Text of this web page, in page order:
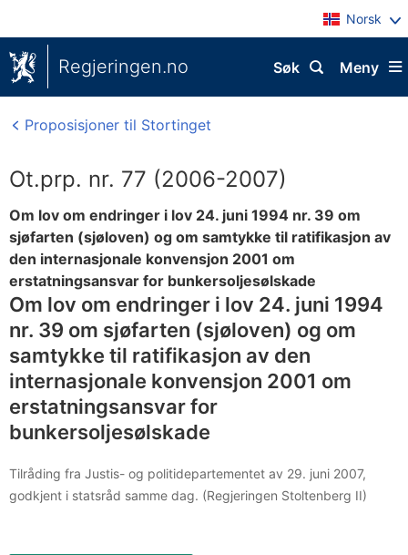
Norsk
Regjeringen.no Meny
Søk
Proposisjoner til Stortinget
Ot.prp. nr. 77 (2006-2007)
Om lov om endringer i lov 24. juni 1994 nr. 39 om
sjøfarten (sjøloven) og om samtykke til ratifikasjon av
den internasjonale konvensjon 2001 om
erstatningsansvar for bunkersoljesølskade
Om lov om endringer i lov 24. juni 1994
nr. 39 om sjøfarten (sjøloven) og om
samtykke til ratifikasjon av den
internasjonale konvensjon 2001 om
erstatningsansvar for
bunkersoljesølskade
Tilråding fra Justis- og politidepartementet av 29. juni 2007,
godkjent i statsråd samme dag. (Regjeringen Stoltenberg II)